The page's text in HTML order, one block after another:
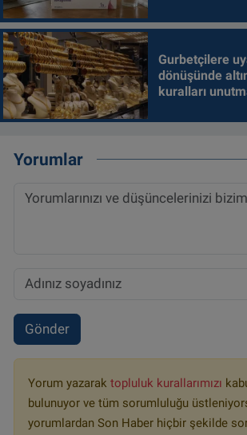
Gurbetçilere
dönüşünde
kuralları
Yorumlar
Gönder
Yorum yazarak topluluk kurallarımızı
bulunuyor ve tüm sorumluluğu
yorumlardan Son Haber hiçbir şekilde